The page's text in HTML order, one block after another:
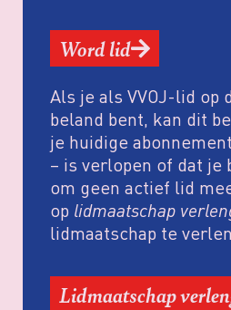
Word lid
Als je als VVOJ-lid op
beland bent, kan dit
je huidige
– is verlopen of dat je
om geen actief lid
op lidmaatschap
lidmaatschap te
Lidmaatschap